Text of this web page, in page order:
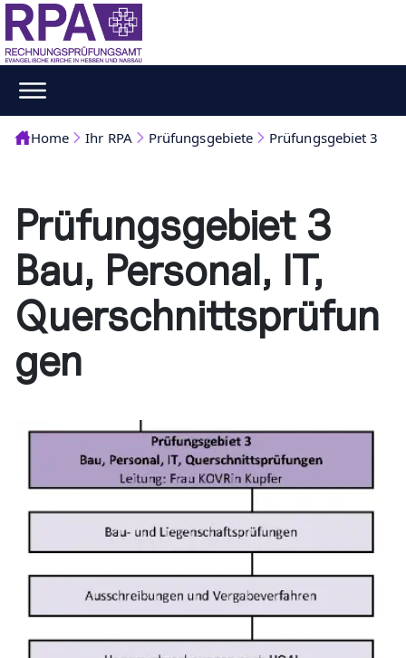
Home Ihr RPA Prüfungsgebiete Prüfungsgebiet 3
Prüfungsgebiet 3
Bau, Personal, IT,
Querschnittsprüfun
gen